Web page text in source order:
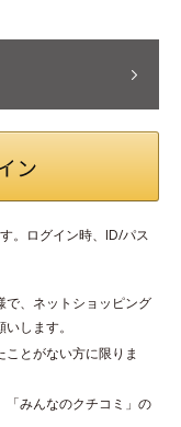
。ログイン時、ID/パス
で、ネットショッピング
します。
とがない方に限りま
「みんなのクチコミ」の